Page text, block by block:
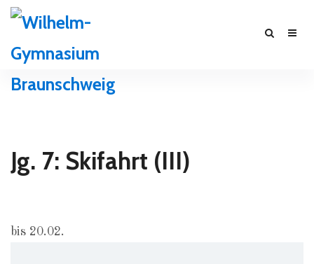
Jg. 7: Skifahrt (III)
bis 20.02.